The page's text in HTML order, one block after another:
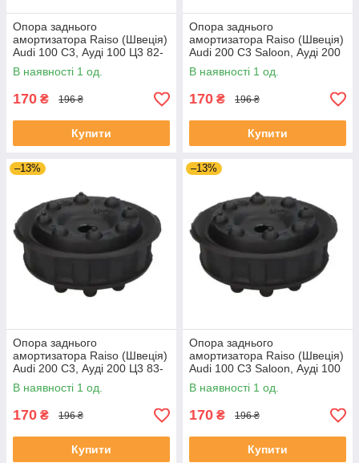
Опора заднього
амортизатора Raiso (Швеція)
Audi 100 C3, Ауді 100 Ц3 82-
#RC09701 UAZTKVE4
В наявності 1 од.
170 ₴ 196 ₴
Купити
Опора заднього
амортизатора Raiso (Швеція)
Audi 200 C3 Saloon, Ауді 200
Ц3 Седан 85- #RC09701
UAKVYMZ4
В наявності 1 од.
170 ₴ 196 ₴
Купити
–13%
Опора заднього
амортизатора Raiso (Швеція)
Audi 200 C3, Ауді 200 Ц3 83-
#RC09701 UAOATEO4
В наявності 1 од.
170 ₴ 196 ₴
Купити
–13%
Опора заднього
амортизатора Raiso (Швеція)
Audi 100 C3 Saloon, Ауді 100
Ц3 Седан 82 - #RC09701
UAKWSGG4
В наявності 1 од.
170 ₴ 196 ₴
Купити